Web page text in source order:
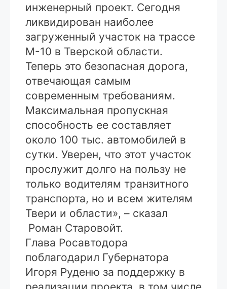
инженерный проект. Сегодня
ликвидирован наиболее
загруженный участок на трассе
М-10 в Тверской области.
Теперь это безопасная дорога,
отвечающая самым
современным требованиям.
Максимальная пропускная
способность ее составляет
около 100 тыс. автомобилей в
сутки. Уверен, что этот участок
прослужит долго на пользу не
только водителям транзитного
транспорта, но и всем жителям
Твери и области», – сказал
Роман Старовойт.
Глава Росавтодора
поблагодарил Губернатора
Игоря Руденю за поддержку в